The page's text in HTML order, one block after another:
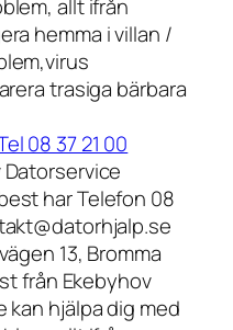
allt ifrån
hemma i villan /
trasiga bärbara
08 37 21 00
har Telefon 08
13, Bromma
från Ekebyhov
kan hjälpa dig med